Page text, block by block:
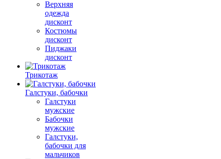
Верхняя
одежда
дисконт
Костюмы
дисконт
Пиджаки
дисконт
Трикотаж
Галстуки, бабочки
Галстуки
мужские
Бабочки
мужские
Галстуки,
бабочки для
мальчиков